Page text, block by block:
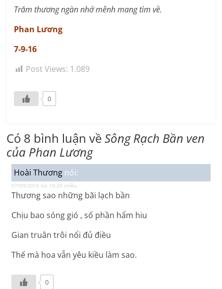
Trăm thương ngàn nhớ mênh mang tìm về.
Phan Lương
7-9-16
Post Views: 1.089
0
Có 8 bình luận vềSông Rạch Bần ven
của Phan Lương
Hoài Thương nói:
07/09/2016 lúc 10:25 chiều
Thương sao những bãi lạch bần
Chịu bao sóng gió , số phần hẩm hiu
Gian truân trôi nổi đủ điều
Thế mà hoa vẫn yêu kiều làm sao.
0